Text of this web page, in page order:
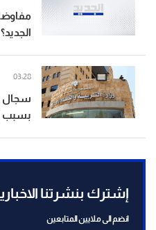
سجال
بسبب
03:28
إشترك بنشرتنا
انضم الى ملايين المتابعين